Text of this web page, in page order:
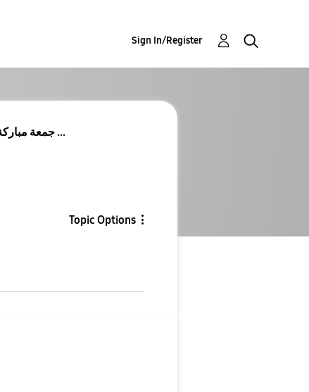
Sign In/Register
Re: جمعة مباركة 🌹 بمولد (سيد كائنات♡محمد)صل الله ...
Topic Options